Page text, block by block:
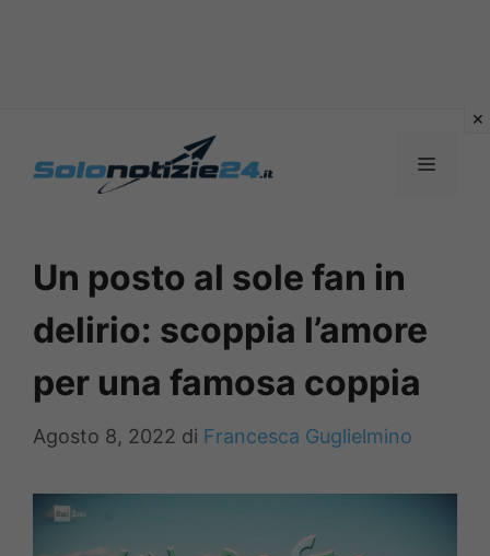
MENU
Un posto al sole fan in
delirio: scoppia l’amore
per una famosa coppia
Agosto 8, 2022 di Francesca Guglielmino